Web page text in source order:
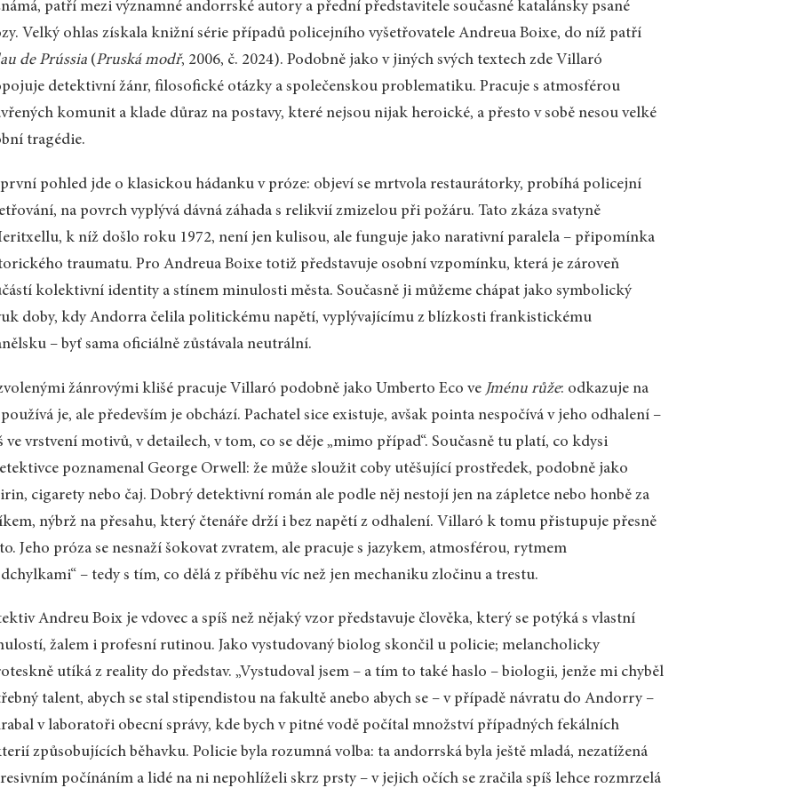
patří mezi významné andorrské autory a přední představitele současné katalánsky psané
Velký ohlas získala knižní série případů policejního vyšetřovatele Andreua Boixe, do níž patří
de Prússia (Pruská modř, 2006, č. 2024). Podobně jako v jiných svých textech zde Villaró
detektivní žánr, filosofické otázky a společenskou problematiku. Pracuje s atmosférou
komunit a klade důraz na postavy, které nejsou nijak heroické, a přesto v sobě nesou velké
tragédie.
pohled jde o klasickou hádanku v próze: objeví se mrtvola restaurátorky, probíhá policejní
na povrch vyplývá dávná záhada s relikvií zmizelou při požáru. Tato zkáza svatyně
k níž došlo roku 1972, není jen kulisou, ale funguje jako narativní paralela – připomínka
traumatu. Pro Andreua Boixe totiž představuje osobní vzpomínku, která je zároveň
kolektivní identity a stínem minulosti města. Současně ji můžeme chápat jako symbolický
doby, kdy Andorra čelila politickému napětí, vyplývajícímu z blízkosti frankistickému
– byť sama oficiálně zůstávala neutrální.
žánrovými klišé pracuje Villaró podobně jako Umberto Eco ve Jménu růže: odkazuje na
je, ale především je obchází. Pachatel sice existuje, avšak pointa nespočívá v jeho odhalení –
ve vrstvení motivů, v detailech, v tom, co se děje „mimo případ“. Současně tu platí, co kdysi
poznamenal George Orwell: že může sloužit coby utěšující prostředek, podobně jako
cigarety nebo čaj. Dobrý detektivní román ale podle něj nestojí jen na zápletce nebo honbě za
nýbrž na přesahu, který čtenáře drží i bez napětí z odhalení. Villaró k tomu přistupuje přesně
Jeho próza se nesnaží šokovat zvratem, ale pracuje s jazykem, atmosférou, rytmem
– tedy s tím, co dělá z příběhu víc než jen mechaniku zločinu a trestu.
Andreu Boix je vdovec a spíš než nějaký vzor představuje člověka, který se potýká s vlastní
žalem i profesní rutinou. Jako vystudovaný biolog skončil u policie; melancholicky
utíká z reality do představ. „Vystudoval jsem – a tím to také haslo – biologii, jenže mi chyběl
talent, abych se stal stipendistou na fakultě anebo abych se – v případě návratu do Andorry –
v laboratoři obecní správy, kde bych v pitné vodě počítal množství případných fekálních
způsobujících běhavku. Policie byla rozumná volba: ta andorrská byla ještě mladá, nezatížená
počínáním a lidé na ni nepohlíželi skrz prsty – v jejich očích se zračila spíš lehce rozmrzelá